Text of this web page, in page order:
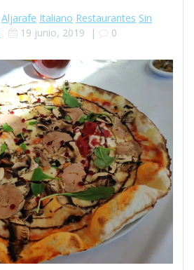
Aljarafe Italiano Restaurantes Sin
19 junio, 2019 | 0